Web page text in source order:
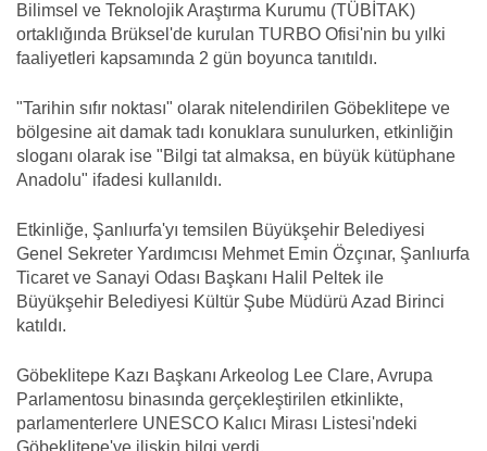
Bilimsel ve Teknolojik Araştırma Kurumu (TÜBİTAK)
ortaklığında Brüksel'de kurulan TURBO Ofisi'nin bu yılki
faaliyetleri kapsamında 2 gün boyunca tanıtıldı.
"Tarihin sıfır noktası" olarak nitelendirilen Göbeklitepe ve
bölgesine ait damak tadı konuklara sunulurken, etkinliğin
sloganı olarak ise "Bilgi tat almaksa, en büyük kütüphane
Anadolu" ifadesi kullanıldı.
Etkinliğe, Şanlıurfa'yı temsilen Büyükşehir Belediyesi
Genel Sekreter Yardımcısı Mehmet Emin Özçınar, Şanlıurfa
Ticaret ve Sanayi Odası Başkanı Halil Peltek ile
Büyükşehir Belediyesi Kültür Şube Müdürü Azad Birinci
katıldı.
Göbeklitepe Kazı Başkanı Arkeolog Lee Clare, Avrupa
Parlamentosu binasında gerçekleştirilen etkinlikte,
parlamenterlere UNESCO Kalıcı Mirası Listesi'ndeki